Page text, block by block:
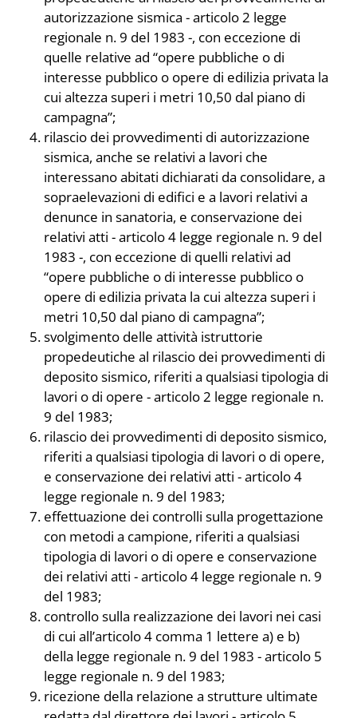
autorizzazione sismica - articolo 2 legge
regionale n. 9 del 1983 -, con eccezione di
quelle relative ad “opere pubbliche o di
interesse pubblico o opere di edilizia privata la
cui altezza superi i metri 10,50 dal piano di
campagna”;
rilascio dei provvedimenti di autorizzazione
sismica, anche se relativi a lavori che
interessano abitati dichiarati da consolidare, a
sopraelevazioni di edifici e a lavori relativi a
denunce in sanatoria, e conservazione dei
relativi atti - articolo 4 legge regionale n. 9 del
1983 -, con eccezione di quelli relativi ad
“opere pubbliche o di interesse pubblico o
opere di edilizia privata la cui altezza superi i
metri 10,50 dal piano di campagna”;
svolgimento delle attività istruttorie
propedeutiche al rilascio dei provvedimenti di
deposito sismico, riferiti a qualsiasi tipologia di
lavori o di opere - articolo 2 legge regionale n.
9 del 1983;
rilascio dei provvedimenti di deposito sismico,
riferiti a qualsiasi tipologia di lavori o di opere,
e conservazione dei relativi atti - articolo 4
legge regionale n. 9 del 1983;
effettuazione dei controlli sulla progettazione
con metodi a campione, riferiti a qualsiasi
tipologia di lavori o di opere e conservazione
dei relativi atti - articolo 4 legge regionale n. 9
del 1983;
controllo sulla realizzazione dei lavori nei casi
di cui all’articolo 4 comma 1 lettere a) e b)
della legge regionale n. 9 del 1983 - articolo 5
legge regionale n. 9 del 1983;
ricezione della relazione a strutture ultimate